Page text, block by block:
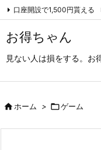
お得ちゃん
見ない人は損をする。お
口座開設で1,500円貰える
アーカイブ（旧サイト）
ホーム > ゲーム